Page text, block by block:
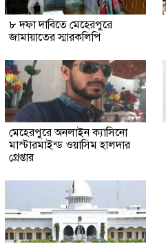
৮ দফা দাবিতে মেহেরপুরে
জামায়াতের স্মারকলিপি
মেহেরপুরে অনলাইন ক্যাসিনো
মাস্টারমাইন্ড ওয়াসিম হালদার
গ্রেপ্তার